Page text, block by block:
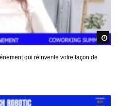
qui réinvente votre façon de